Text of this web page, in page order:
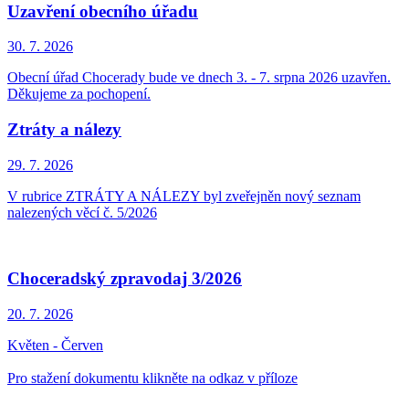
Uzavření obecního úřadu
30. 7. 2026
Obecní úřad Chocerady bude ve dnech 3. - 7. srpna 2026 uzavřen.
Děkujeme za pochopení.
Ztráty a nálezy
29. 7. 2026
V rubrice ZTRÁTY A NÁLEZY byl zveřejněn nový seznam
nalezených věcí č. 5/2026
Choceradský zpravodaj 3/2026
20. 7. 2026
Květen - Červen
Pro stažení dokumentu klikněte na odkaz v příloze